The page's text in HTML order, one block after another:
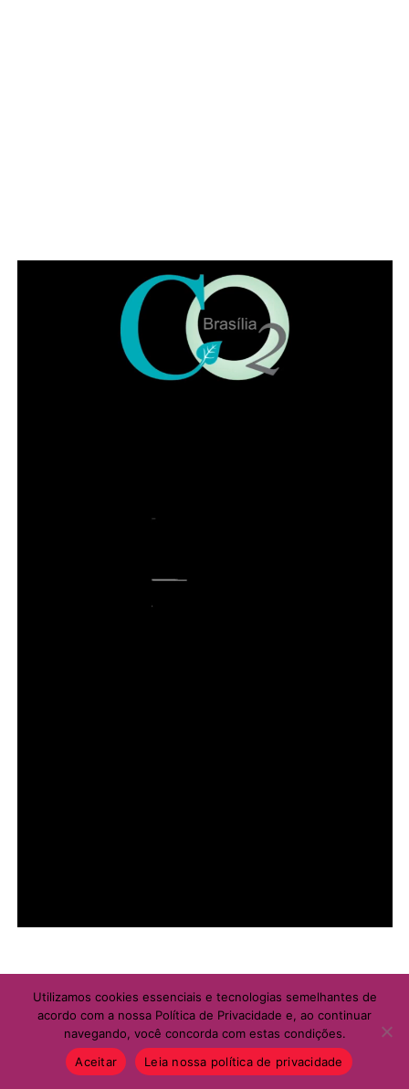
Utilizamos cookies essenciais e tecnologias semelhantes de
acordo com a nossa Política de Privacidade e, ao continuar
navegando, você concorda com estas condições.
Aceitar
Leia nossa política de privacidade